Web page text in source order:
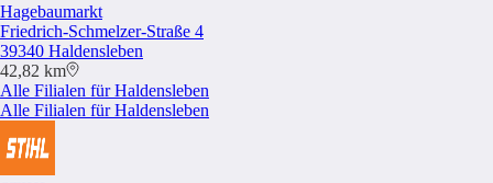
Hagebaumarkt
Friedrich-Schmelzer-Straße 4
39340 Haldensleben
42,82 km
Alle Filialen für Haldensleben
Alle Filialen für Haldensleben